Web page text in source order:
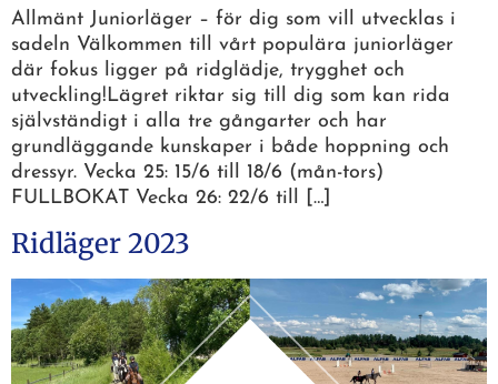
Allmänt Juniorläger – för dig som vill utvecklas i
sadeln Välkommen till vårt populära juniorläger
där fokus ligger på ridglädje, trygghet och
utveckling!Lägret riktar sig till dig som kan rida
självständigt i alla tre gångarter och har
grundläggande kunskaper i både hoppning och
dressyr. Vecka 25: 15/6 till 18/6 (mån-tors)
FULLBOKAT Vecka 26: 22/6 till […]
Ridläger 2023